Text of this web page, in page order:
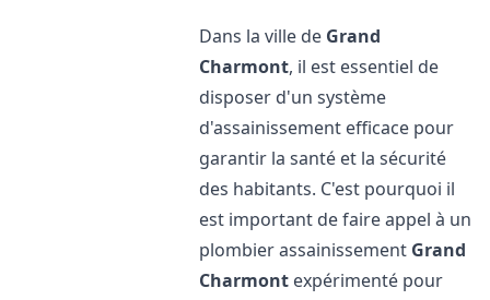
Dans la ville de Grand
Charmont, il est essentiel de
disposer d'un système
d'assainissement efficace pour
garantir la santé et la sécurité
des habitants. C'est pourquoi il
est important de faire appel à un
plombier assainissement Grand
Charmont expérimenté pour